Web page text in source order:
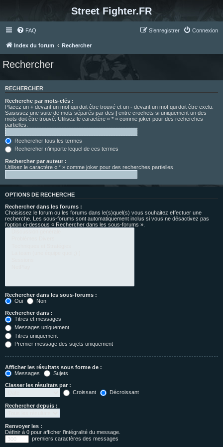
Street Fighter.FR
FAQ Connexion
S’enregistrer
Index du forum Rechercher
Rechercher
RECHERCHER
Recherche par mots-clés :
Placez un + devant un mot qui doit être trouvé et un - devant un mot qui doit être exclu.
Saisissez une suite de mots séparés par des | entre crochets si uniquement un des
mots doit être trouvé. Utilisez le caractère « * » comme joker pour des recherches
partielles.
Rechercher tous les termes
Rechercher n’importe lequel de ces termes
Rechercher par auteur :
Utilisez le caractère « * » comme joker pour des recherches partielles.
OPTIONS DE RECHERCHE
Rechercher dans les forums :
Choisissez le forum ou les forums dans le(s)quel(s) vous souhaitez effectuer une
recherche. Les sous-forums sont automatiquement inclus si vous ne désactivez pas
l’option ci-dessous « Rechercher dans les sous-forums ».
Rechercher dans les sous-forums :
Oui
Non
Rechercher dans :
Titres et messages
Messages uniquement
Titres uniquement
Premier message des sujets uniquement
Afficher les résultats sous forme de :
Messages
Sujets
Classer les résultats par :
Croissant
Décroissant
Rechercher depuis :
Renvoyer les :
Définir à 0 pour afficher l’intégralité du message.
premiers caractères des messages